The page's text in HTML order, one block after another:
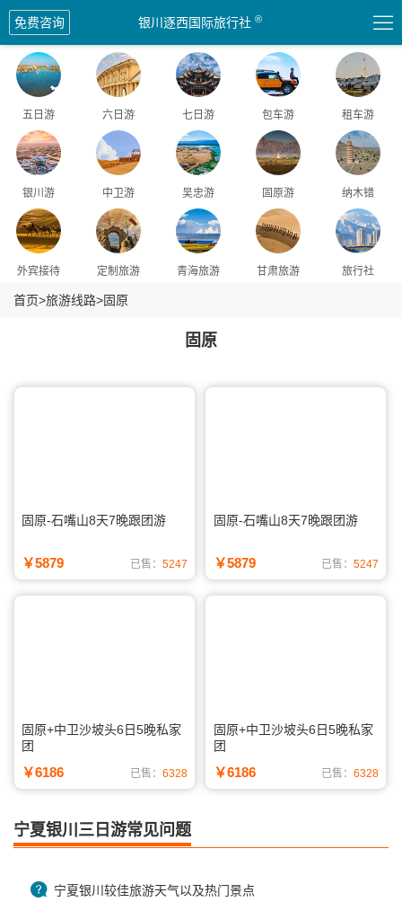

免费咨询 银川逐西国际旅行社 ®
五日游 六日游 七日游 包车游 租车游
银川游 中卫游 吴忠游 固原游 纳木错
外宾接待 定制旅游 青海旅游 甘肃旅游 旅行社
首页>旅游线路>固原
固原
固原-石嘴山8天7晚跟团游
￥5879 已售： 5247
固原-石嘴山8天7晚跟团游
￥5879 已售：5247
固原+中卫沙坡头6日5晚私家
团
￥6186 已售： 6328
固原+中卫沙坡头6日5晚私家
团
￥6186 已售：6328
宁夏银川三日游常见问题
 宁夏银川较佳旅游天气以及热门景点